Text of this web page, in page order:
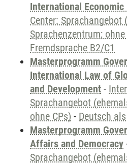
International Economic
Center: Sprachangebot
Sprachenzentrum; ohne
Fremdsprache B2/C1
Masterprogramm
International Law of
and Development -
Sprachangebot
ohne CPs) - Deutsch
Masterprogramm
Affairs and Democracy
Sprachangebot